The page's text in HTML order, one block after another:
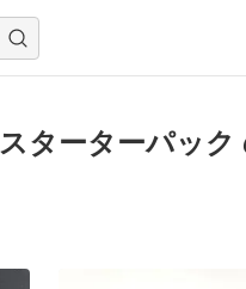
ターターパック